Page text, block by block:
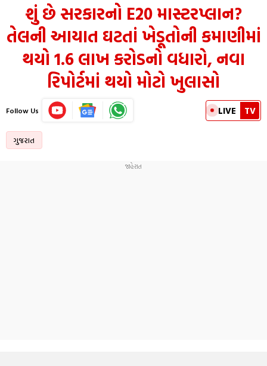
શું છે સરકારનો E20 માસ્ટરપ્લાન?
તેલની આયાત ઘટતાં ખેડૂતોની કમાણીમાં
થયો 1.6 લાખ કરોડનો વધારો, નવા
રિપોર્ટમાં થયો મોટો ખુલાસો
Follow Us LIVE TV
ગુજરાત